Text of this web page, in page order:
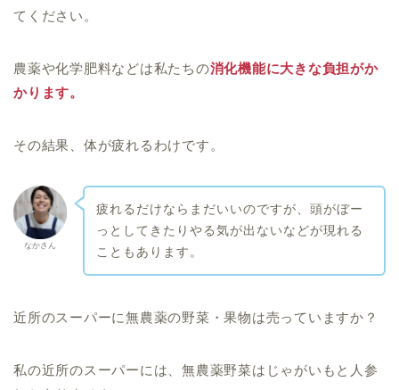
てください。
農薬や化学肥料などは私たちの消化機能に大きな負担がか
かります。
その結果、体が疲れるわけです。
なかさん
疲れるだけならまだいいのですが、頭がぼー
っとしてきたりやる気が出ないなどが現れる
こともあります。
近所のスーパーに無農薬の野菜・果物は売っていますか？
私の近所のスーパーには、無農薬野菜はじゃがいもと人参